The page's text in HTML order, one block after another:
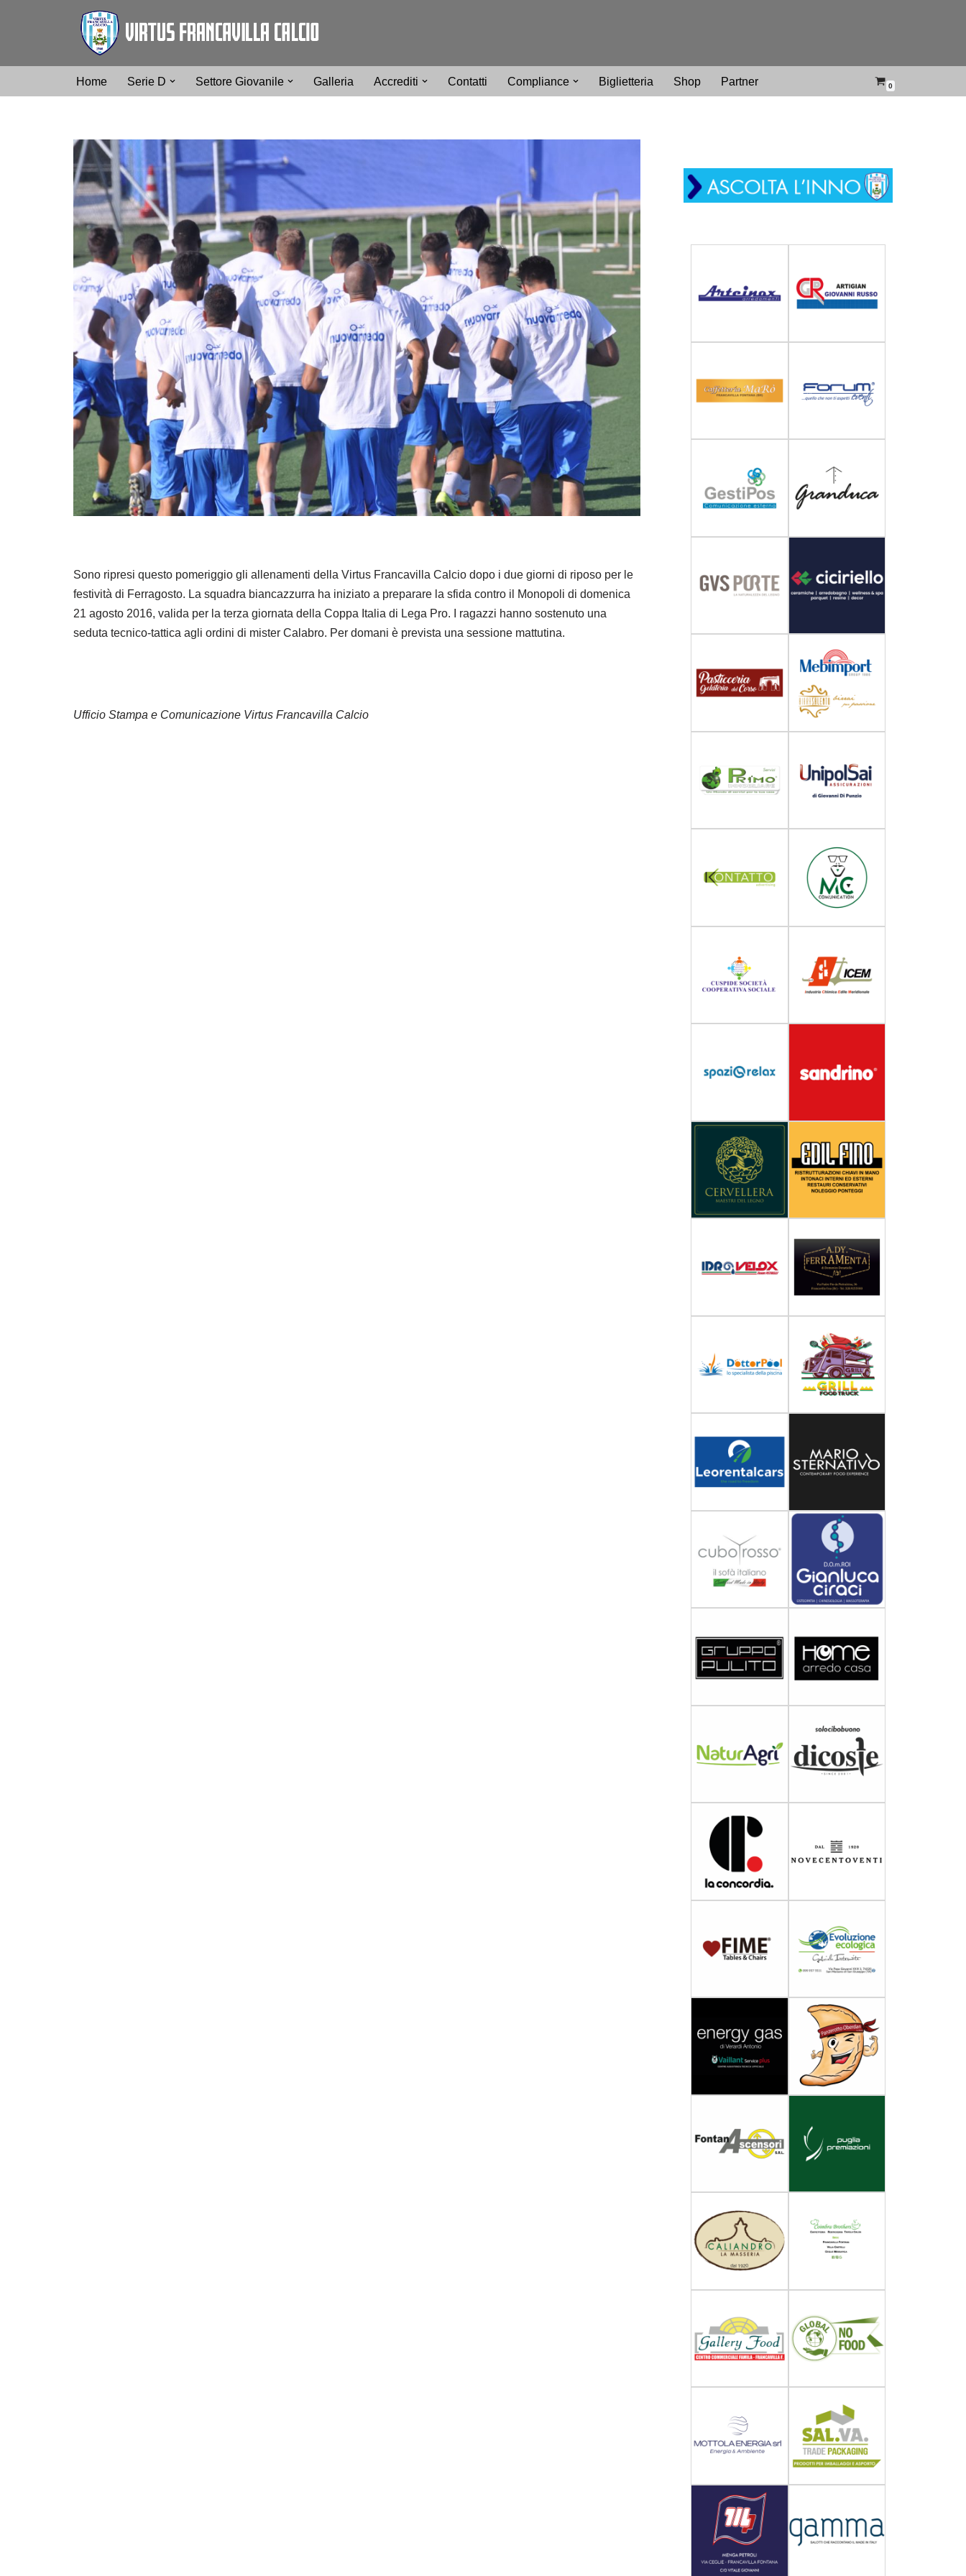
Home Serie D Settore Giovanile Galleria Accrediti Contatti Compliance Biglietteria Shop Partner 0
Sono ripresi questo pomeriggio gli allenamenti della Virtus Francavilla Calcio dopo i due giorni di riposo per le
festività di Ferragosto. La squadra biancazzurra ha iniziato a preparare la sfida contro il Monopoli di domenica
21 agosto 2016, valida per la terza giornata della Coppa Italia di Lega Pro. I ragazzi hanno sostenuto una
seduta tecnico-tattica agli ordini di mister Calabro. Per domani è prevista una sessione mattutina.
Ufficio Stampa e Comunicazione Virtus Francavilla Calcio